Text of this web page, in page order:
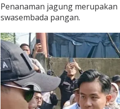
T
i
g
a
r
a
k
s
a
T
a
Penanaman jagung
swasembada pangan.